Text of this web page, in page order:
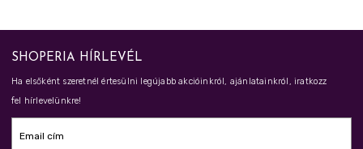
SHOPERIA HÍRLEVÉL
Ha elsőként szeretnél értesülni legújabb akcióinkról, ajánlatainkról, iratkozz
fel hírlevelünkre!
Email cím